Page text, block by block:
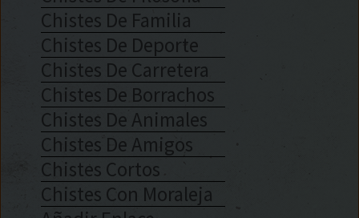
Chistes De Familia
Chistes De Deporte
Chistes De Carretera
Chistes De Borrachos
Chistes De Animales
Chistes De Amigos
Chistes Cortos
Chistes Con Moraleja